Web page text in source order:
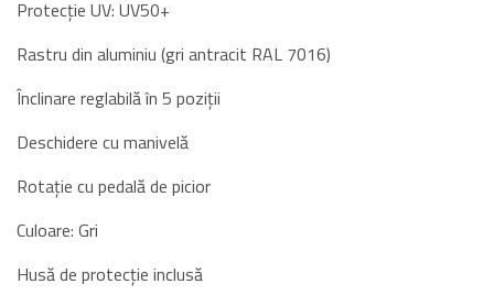
Protecție UV: UV50+
Rastru din aluminiu (gri antracit RAL 7016)
Înclinare reglabilă în 5 poziții
Deschidere cu manivelă
Rotație cu pedală de picior
Culoare: Gri
Husă de protecție inclusă